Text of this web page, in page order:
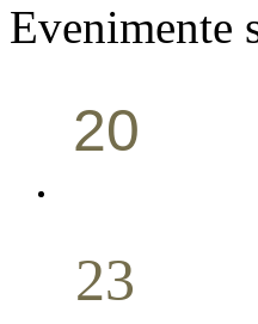
Evenimente
20
23